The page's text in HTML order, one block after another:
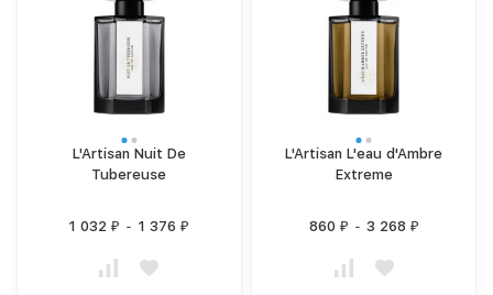
L'Artisan Nuit De
Tubereuse
1 032₽ - 1 376₽
L'Artisan L'eau d'Ambre
Extreme
860 ₽ - 3 268 ₽